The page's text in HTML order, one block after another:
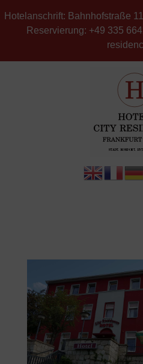
Hotelanschrift: Bahnhofstraße
Reservierung: +49 335